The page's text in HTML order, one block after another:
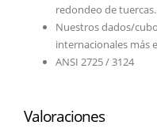
redondeo de tuercas.
Nuestros dados/
internacionales más
ANSI 2725 / 3124
Valoraciones